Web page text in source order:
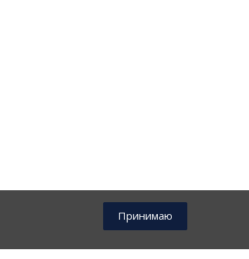
Принимаю